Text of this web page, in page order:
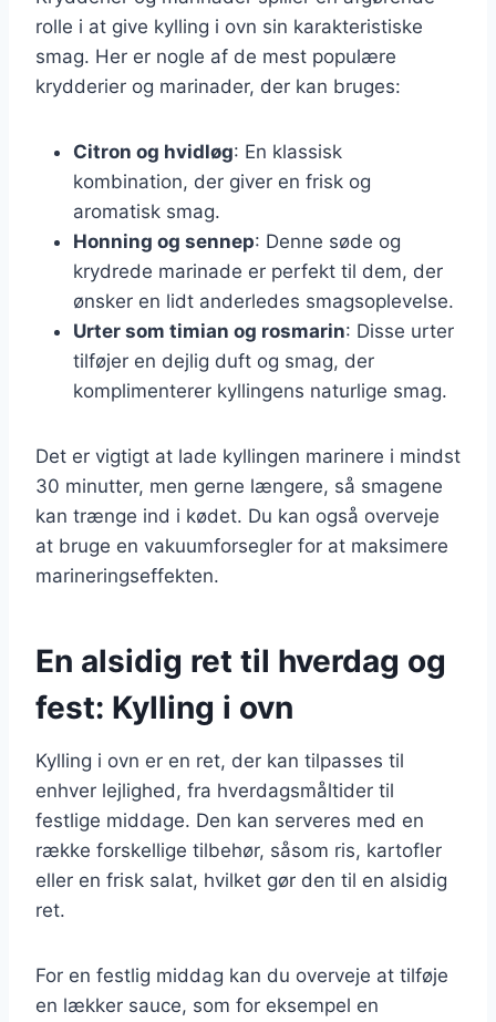
rolle i at give kylling i ovn sin karakteristiske
smag. Her er nogle af de mest populære
krydderier og marinader, der kan bruges:
Citron og hvidløg: En klassisk
kombination, der giver en frisk og
aromatisk smag.
Honning og sennep: Denne søde og
krydrede marinade er perfekt til dem, der
ønsker en lidt anderledes smagsoplevelse.
Urter som timian og rosmarin: Disse urter
tilføjer en dejlig duft og smag, der
komplimenterer kyllingens naturlige smag.
Det er vigtigt at lade kyllingen marinere i mindst
30 minutter, men gerne længere, så smagene
kan trænge ind i kødet. Du kan også overveje
at bruge en vakuumforsegler for at maksimere
marineringseffekten.
En alsidig ret til hverdag og
fest: Kylling i ovn
Kylling i ovn er en ret, der kan tilpasses til
enhver lejlighed, fra hverdagsmåltider til
festlige middage. Den kan serveres med en
række forskellige tilbehør, såsom ris, kartofler
eller en frisk salat, hvilket gør den til en alsidig
ret.
For en festlig middag kan du overveje at tilføje
en lækker sauce, som for eksempel en